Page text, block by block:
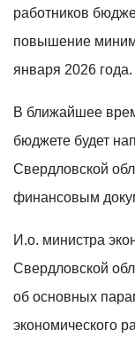
работников
повышение
января 2026 года.
В ближайшее
бюджете будет
Свердловской
финансовым
И.о. министра
Свердловской
об основных
экономического